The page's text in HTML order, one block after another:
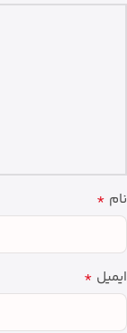
نام *
ایمیل *